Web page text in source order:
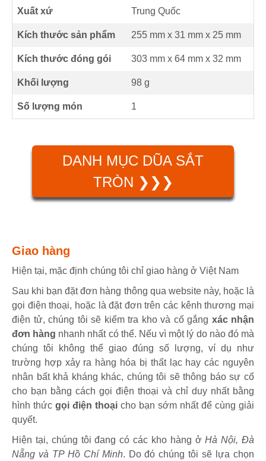
Xuất xứ Trung Quốc
Kích thước sản phẩm 255 mm x 31 mm x 25 mm
Kích thước đóng gói 303 mm x 64 mm x 32 mm
Khối lượng 98 g
Số lượng món 1
DANH MỤC DŨA SẮT
TRÒN ❯❯❯
Giao hàng
Hiện tại, mặc định chúng tôi chỉ giao hàng ở Việt Nam
Sau khi bạn đặt đơn hàng thông qua website này, hoặc là
gọi điện thoại, hoặc là đặt đơn trên các kênh thương mại
điện tử, chúng tôi sẽ kiểm tra kho và cố gắng xác nhận
đơn hàng nhanh nhất có thể. Nếu vì một lý do nào đó mà
chúng tôi không thể giao đúng số lượng, ví dụ như
trường hợp xảy ra hàng hóa bị thất lạc hay các nguyên
nhân bất khả kháng khác, chúng tôi sẽ thông báo sự cố
cho bạn bằng cách gọi điện thoại và chỉ duy nhất bằng
hình thức gọi điện thoại cho bạn sớm nhất để cùng giải
quyết.
Hiện tại, chúng tôi đang có các kho hàng ởHà Nội, Đà
Nẵng và TP Hồ Chí Minh. Do đó chúng tôi sẽ lựa chọn